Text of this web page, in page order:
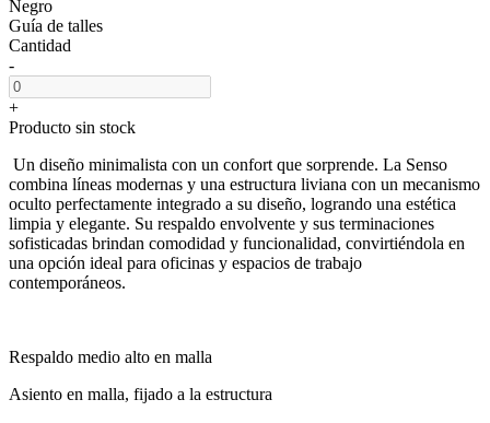
Negro
Guía de talles
Cantidad
-
+
Producto sin stock
Un diseño minimalista con un confort que sorprende. La Senso
combina líneas modernas y una estructura liviana con un mecanismo
oculto perfectamente integrado a su diseño, logrando una estética
limpia y elegante. Su respaldo envolvente y sus terminaciones
sofisticadas brindan comodidad y funcionalidad, convirtiéndola en
una opción ideal para oficinas y espacios de trabajo
contemporáneos.
Respaldo medio alto en malla
Asiento en malla, fijado a la estructura